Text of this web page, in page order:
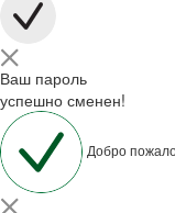
Ваш пароль
успешно сменен!
Добро